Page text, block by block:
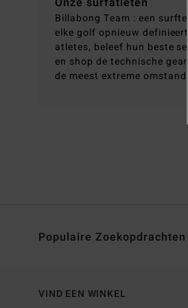
Billabong Team : een
elke golf opnieuw
atletes, beleef hun beste
en shop de technische
de meest extreme
Populaire Zoekopdrachten
VIND EEN WINKEL